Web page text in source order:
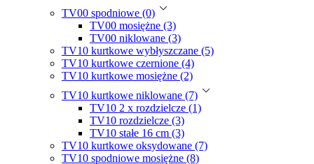
TV00 spodniowe (0)
TV00 mosiężne (3)
TV00 niklowane (3)
TV10 kurtkowe wybłyszczane (5)
TV10 kurtkowe czernione (4)
TV10 kurtkowe mosiężne (2)
TV10 kurtkowe niklowane (7)
TV10 2 x rozdzielcze (1)
TV10 rozdzielcze (3)
TV10 stałe 16 cm (3)
TV10 kurtkowe oksydowane (7)
TV10 spodniowe mosiężne (8)